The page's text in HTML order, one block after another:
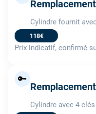
Cylindre fournit
118€
Prix indicatif, confirmé
🔑
Cylindre avec 4